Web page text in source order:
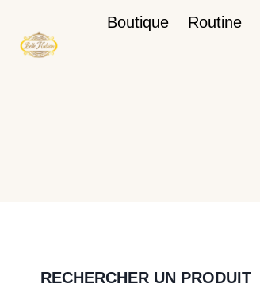
Boutique Routine
RECHERCHER UN PRODUIT